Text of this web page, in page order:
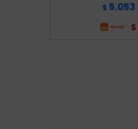
$ 5.053
$